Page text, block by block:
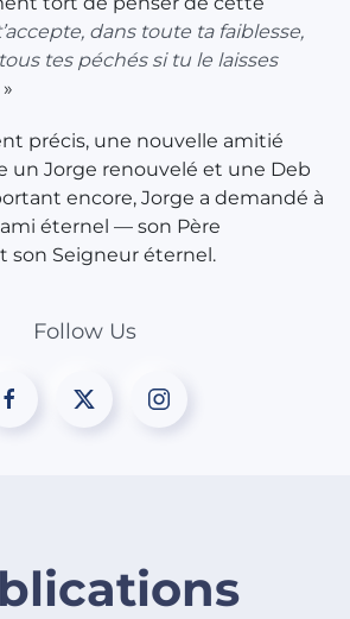
dans toute ta faiblesse,
tes péchés si tu le laisses
»
précis, une nouvelle amitié
un Jorge renouvelé et une Deb
encore, Jorge a demandé à
ami éternel — son Père
son Seigneur éternel.
Follow Us